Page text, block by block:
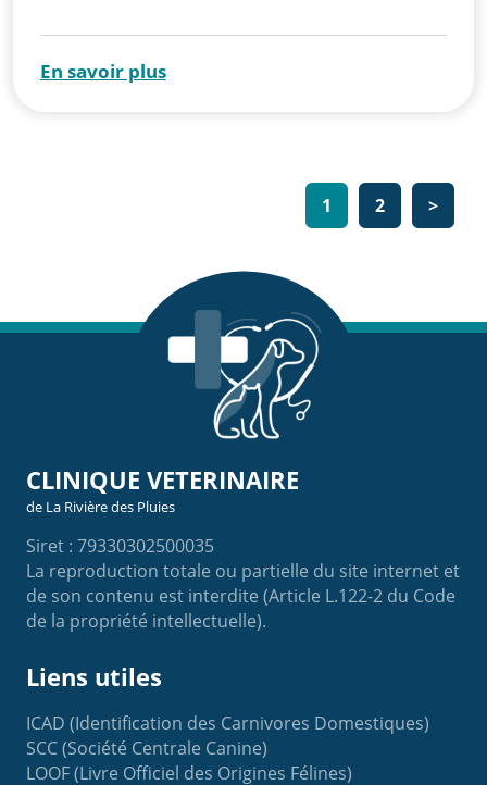
En savoir plus
1 2 >
CLINIQUE VETERINAIRE
de La Rivière des Pluies
Siret : 79330302500035
La reproduction totale ou partielle du site internet et
de son contenu est interdite (Article L.122-2 du Code
de la propriété intellectuelle).
Liens utiles
ICAD (Identification des Carnivores Domestiques)
SCC (Société Centrale Canine)
LOOF (Livre Officiel des Origines Félines)